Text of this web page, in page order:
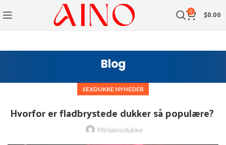
0 $0.00
Blog
SEXDUKKE NYHEDER
Hvorfor er fladbrystede dukker så populære?
Miniainodukke